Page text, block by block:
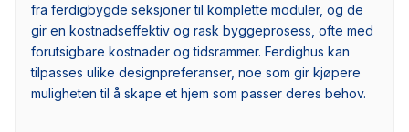
fra ferdigbygde seksjoner til komplette moduler, og de
gir en kostnadseffektiv og rask byggeprosess, ofte med
forutsigbare kostnader og tidsrammer. Ferdighus kan
tilpasses ulike designpreferanser, noe som gir kjøpere
muligheten til å skape et hjem som passer deres behov.